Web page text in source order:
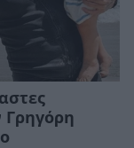
Γρηγόρη